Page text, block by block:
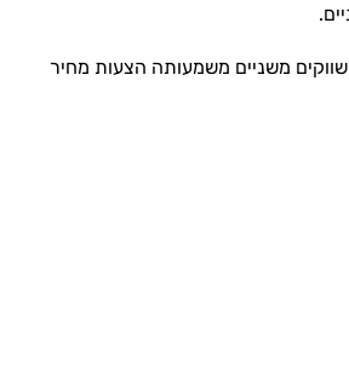
משניים משמעותה הצעות מחיר